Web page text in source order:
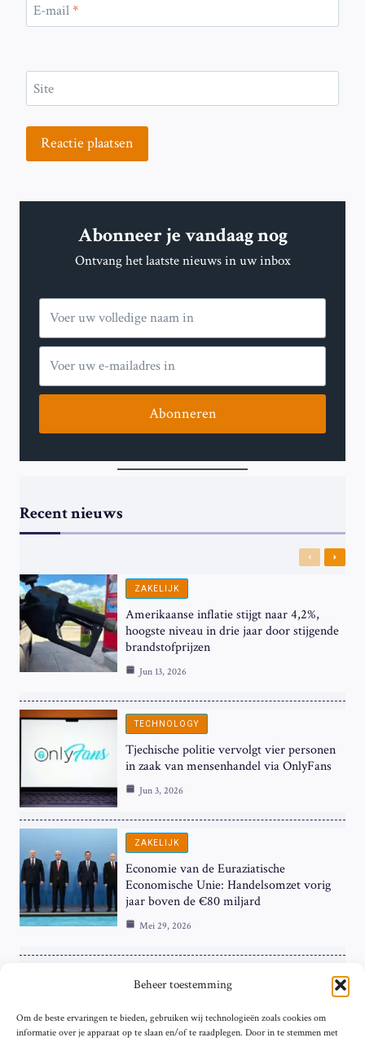
Beheer toestemming
Om de beste ervaringen te bieden, gebruiken wij technologieën zoals cookies om
informatie over je apparaat op te slaan en/of te raadplegen. Door in te stemmen met
E-mail*
Site
Abonneer je vandaag nog
Ontvang het laatste nieuws in uw inbox
Abonneren
Recent nieuws
Previous
Next
ZAKELIJK
Amerikaanse inflatie stijgt naar 4,2%,
hoogste niveau in drie jaar door stijgende
brandstofprijzen
Jun 13, 2026
TECHNOLOGY
Tjechische politie vervolgt vier personen
in zaak van mensenhandel via OnlyFans
Jun 3, 2026
ZAKELIJK
Economie van de Euraziatische
Economische Unie: Handelsomzet vorig
jaar boven de €80 miljard
Mei 29, 2026
Hardnekkige Inflatie bij de ‘Grote Vier’
van de Eurozone